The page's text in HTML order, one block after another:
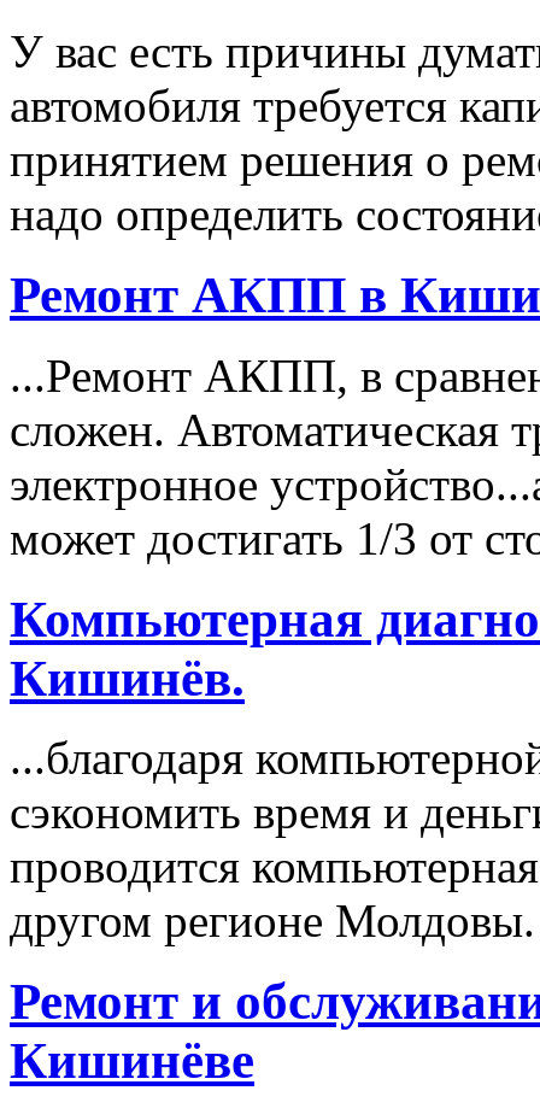
У вас есть причины
автомобиля требуется
принятием решения о
надо определить
Ремонт АКПП в
...Ремонт АКПП, в
сложен. Автоматическая
электронное
может достигать 1/3 от
Компьютерная
Кишинёв.
...благодаря
сэкономить время и
проводится
другом регионе Молдовы.
Ремонт и
Кишинёве